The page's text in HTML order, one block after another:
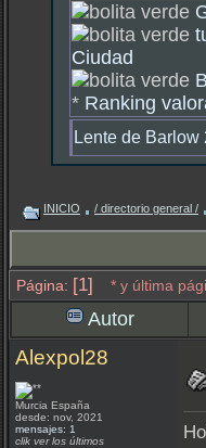
Ciudad
* Ranking
Lente de Barlow
INICIO / directorio general /
Página: [1] * y última
Autor
Alexpol28
Murcia España
desde: nov, 2021
mensajes: 1
clik ver los últimos